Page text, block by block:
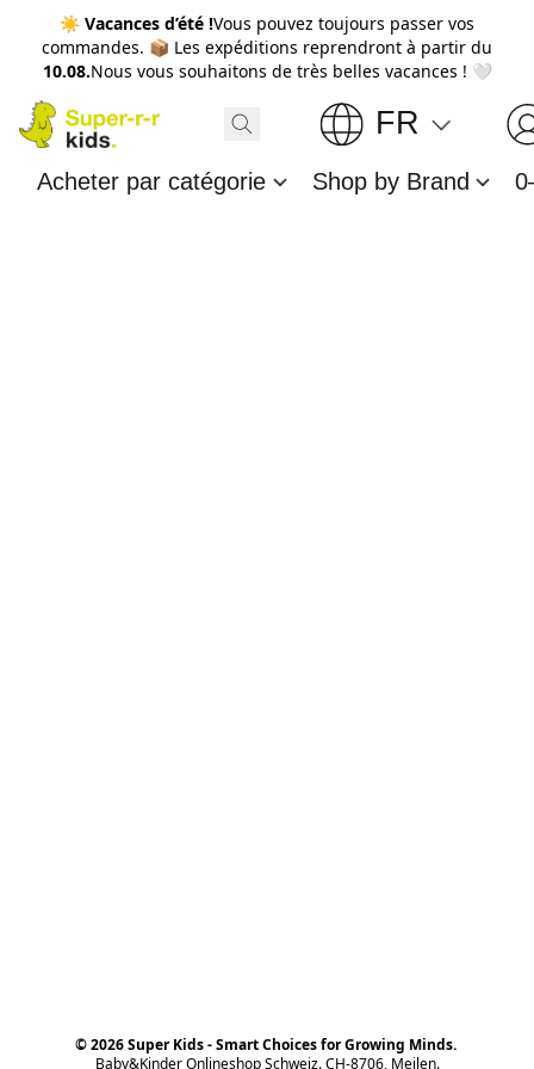
☀️ Vacances d’été !Vous pouvez toujours passer vos
commandes. 📦 Les expéditions reprendront à partir du
10.08.Nous vous souhaitons de très belles vacances ! 🤍
FR
Acheter par catégorie Shop by Brand
© 2026 Super Kids - Smart Choices for Growing Minds.
Baby&Kinder Onlineshop Schweiz. CH-8706, Meilen.